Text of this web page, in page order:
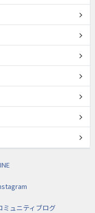
ミュニティブログ